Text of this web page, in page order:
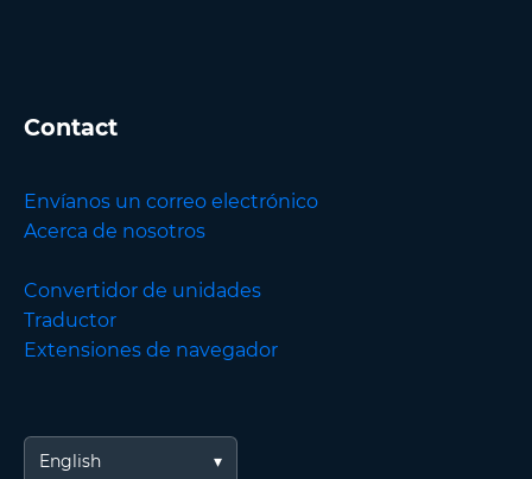
Contact
Envíanos un correo electrónico
Acerca de nosotros
Convertidor de unidades
Traductor
Extensiones de navegador
English